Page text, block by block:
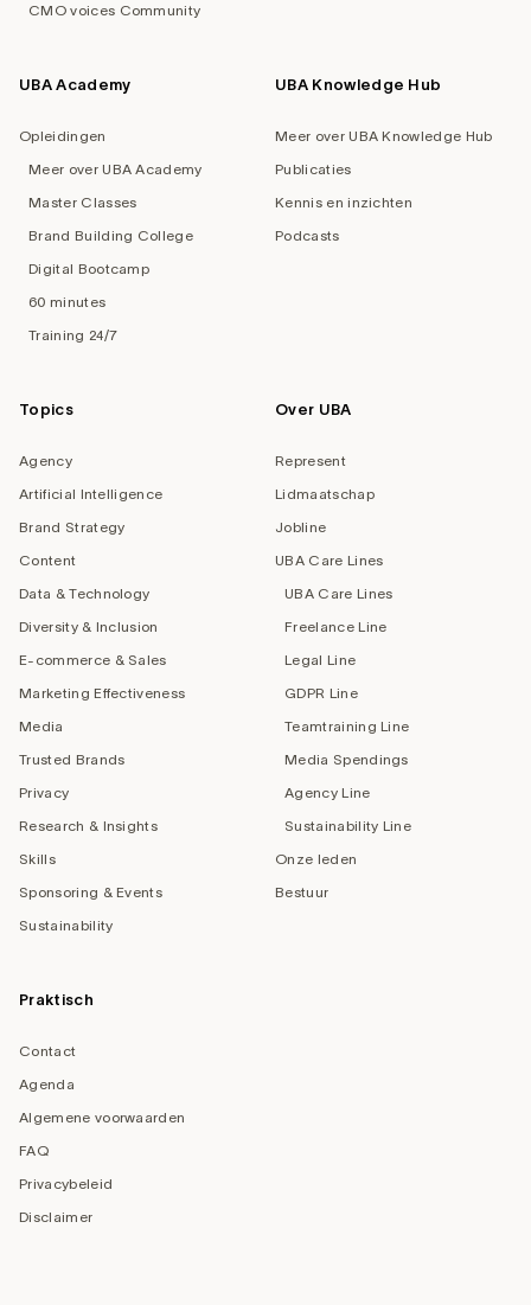
CMO voices Community
UBA Academy
Opleidingen
Meer over UBA Academy
Master Classes
Brand Building College
Digital Bootcamp
60 minutes
Training 24/7
UBA Knowledge Hub
Meer over UBA Knowledge Hub
Publicaties
Kennis en inzichten
Podcasts
Topics
Agency
Artificial Intelligence
Brand Strategy
Content
Data & Technology
Diversity & Inclusion
E-commerce & Sales
Marketing Effectiveness
Media
Trusted Brands
Privacy
Research & Insights
Skills
Sponsoring & Events
Sustainability
Over UBA
Represent
Lidmaatschap
Jobline
UBA Care Lines
UBA Care Lines
Freelance Line
Legal Line
GDPR Line
Teamtraining Line
Media Spendings
Agency Line
Sustainability Line
Onze leden
Bestuur
Praktisch
Contact
Agenda
Algemene voorwaarden
FAQ
Privacybeleid
Disclaimer